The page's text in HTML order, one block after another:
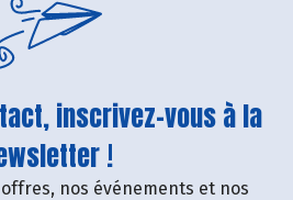
inscrivez-vous à la
!
nos événements et nos